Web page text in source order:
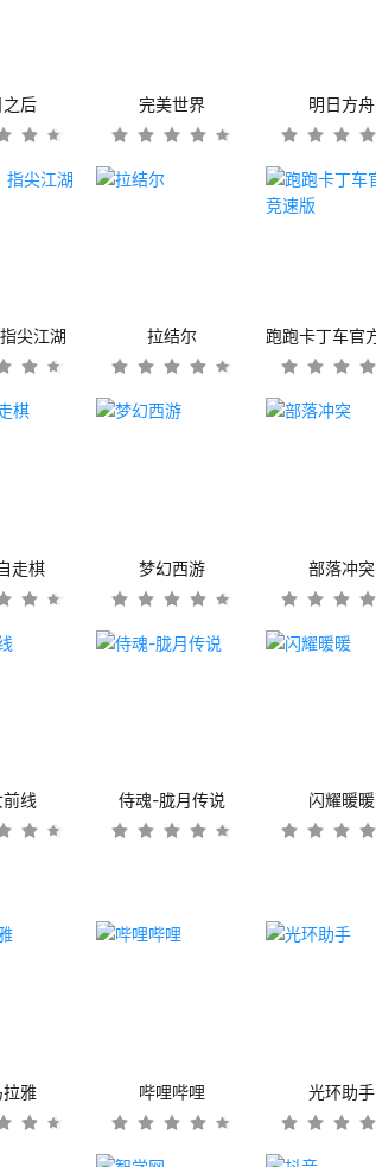
后 完美世界 明日方舟
尖江湖 拉结尔
走棋 梦幻西游 部落冲突
线 侍魂-胧月传说 闪耀暖暖
雅 哔哩哔哩 光环助手